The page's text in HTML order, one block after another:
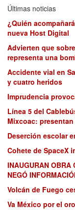
Últimas noticias
¿Quién
nueva Host Digital
Advierten que
representa una
Accidente vial en
y cuatro heridos
Imprudencia
Línea 5 del
Mixcoac:
Deserción escolar
Cohete de SpaceX
INAUGURAN OBRA
NEGÓ
Volcán de Fuego
Va México por el